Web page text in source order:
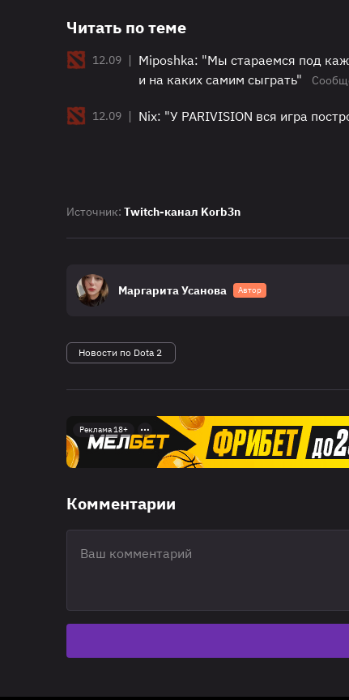
Читать по теме
12.09 | Miposhka: "Мы стараемся под
и на каких самим сыграть"
12.09 | Nix: "У PARIVISION вся игра
Источник: Twitch-канал Korb3n
Маргарита Усанова Автор
Новости по Dota 2
Реклама 18+
Комментарии